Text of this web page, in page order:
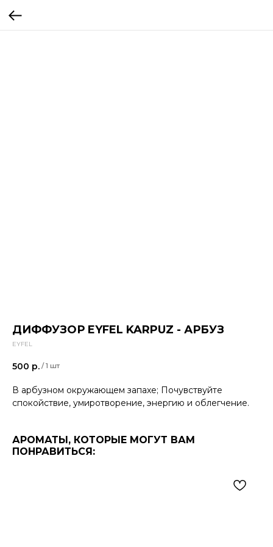
ДИФФУЗОР EYFEL KARPUZ - АРБУЗ
EYFEL
500 р. / 1 шт
В арбузном окружающем запахе; Почувствуйте
спокойствие, умиротворение, энергию и облегчение.
АРОМАТЫ, КОТОРЫЕ МОГУТ ВАМ
ПОНРАВИТЬСЯ: